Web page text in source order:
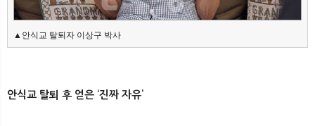
▲안식교 탈퇴자 이상구 박사
안식교 탈퇴 후 얻은 ‘진짜 자유’